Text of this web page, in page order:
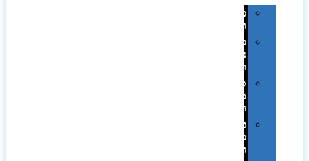
טכנולוגיה
וגאדג'טים
פנאי,
נופש
ונסיעות
סביבת
משרד
ופרימיום
כלים,
פנסים
ורכב